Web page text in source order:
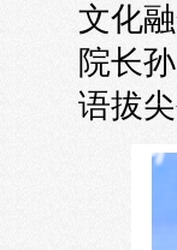
文化
院长
语拔